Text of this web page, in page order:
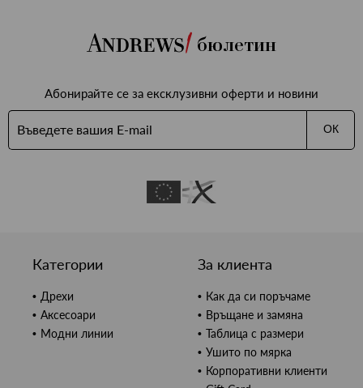
бюлетин
Абонирайте се за ексклузивни оферти и новини
ОК
Категории
Дрехи
Аксесоари
Модни линии
За клиента
Как да си поръчаме
Връщане и замяна
Таблица с размери
Ушито по мярка
Корпоративни клиенти